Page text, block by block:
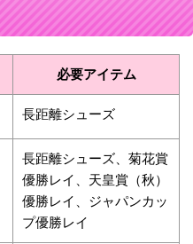
必要アイテム
長距離シューズ
長距離シューズ、菊花賞
優勝レイ、天皇賞（秋）
優勝レイ、ジャパンカッ
プ優勝レイ